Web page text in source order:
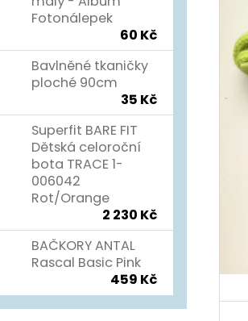
Fotonálepek
60 Kč
Bavlněné tkaničky
ploché 90cm
35 Kč
Superfit BARE FIT
Dětská celoroční
bota TRACE 1-
006042
Rot/Orange
2 230 Kč
BAČKORY ANTAL
Rascal Basic Pink
459 Kč
DENÍK
60